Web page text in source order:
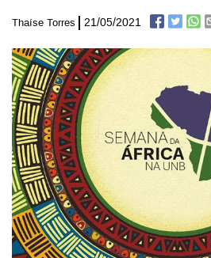
Thaíse Torres 21/05/2021